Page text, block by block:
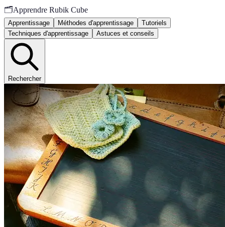
🗂️Apprendre Rubik Cube
Apprentissage Méthodes d'apprentissage
Tutoriels
Techniques d'apprentissage
Astuces et conseils
Rechercher